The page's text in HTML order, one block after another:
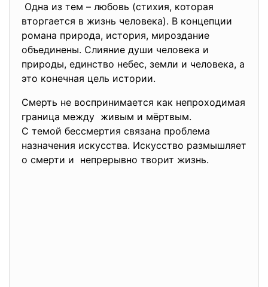
Одна из тем – любовь (стихия, которая
вторгается в жизнь человека). В концепции
романа природа, история, мироздание
объединены. Слияние души человека и
природы, единство небес, земли и человека, а
это конечная цель истории.
Смерть не воспринимается как непроходимая
граница между живым и мёртвым.
С темой бессмертия связана проблема
назначения искусства. Искусство размышляет
о смерти и непрерывно творит жизнь.